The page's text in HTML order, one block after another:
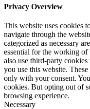
Privacy Overview
This website uses cookies
navigate through the
categorized as necessary
essential for the working
also use third-party
you use this website.
only with your consent.
cookies. But opting out of
browsing experience.
Necessary